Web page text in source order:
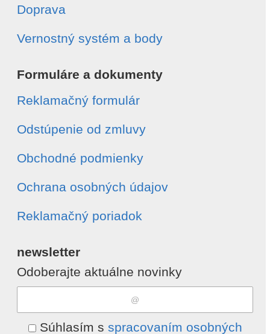
Doprava
Vernostný systém a body
Formuláre a dokumenty
Reklamačný formulár
Odstúpenie od zmluvy
Obchodné podmienky
Ochrana osobných údajov
Reklamačný poriadok
newsletter
Odoberajte aktuálne novinky
Súhlasím s spracovaním osobných